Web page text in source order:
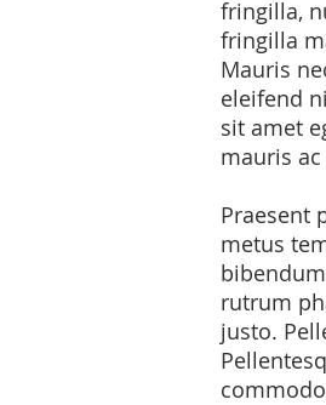
fringilla,
fringilla
Mauris
eleifend
sit amet
mauris
Praesent
metus
rutrum
justo.